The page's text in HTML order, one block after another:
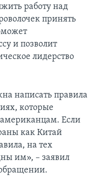
работу над
принять
и позволит
лидерство
написать правила
которые
Если
как Китай
на тех
им», – заявил